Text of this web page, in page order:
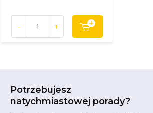
- +
Potrzebujesz
natychmiastowej porady?